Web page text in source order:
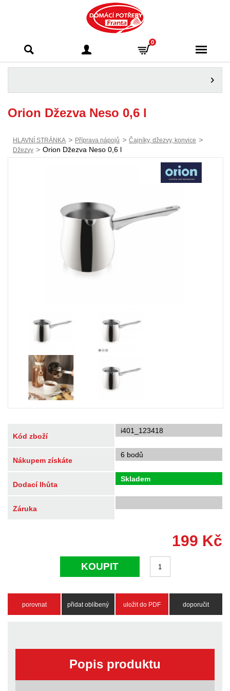
Franta - Příbram
0
Orion Džezva Neso 0,6 l
HLAVNÍ STRÁNKA > Příprava nápojů > Čajníky, džezvy, konvice >
Džezvy > Orion Džezva Neso 0,6 l
Kód zboží
i401_123418
Nákupem získáte
6 bodů
Dodací lhůta
Skladem
Záruka
199 Kč
KOUPIT
porovnat přidat oblíbený uložit do PDF doporučit
Popis produktu